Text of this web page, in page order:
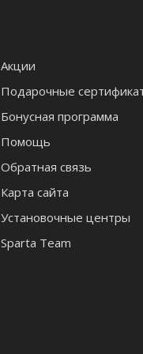
Акции
Подарочные
Бонусная программа
Помощь
Обратная связь
Карта сайта
Установочные центры
Sparta Team